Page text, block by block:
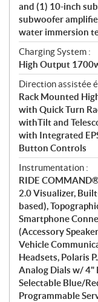
and (1) 10-inch
subwoofer
water immersion
Charging System :
High Output
Direction assistée
Rack Mounted
with Quick Turn
withTilt and
with Integrated
Button Controls
Instrumentation :
RIDE
2.0 Visualizer,
based),
Smartphone
(Accessory
Vehicle
Headsets, Polaris
Analog Dials w/ 4"
Selectable Blue/
Programmable